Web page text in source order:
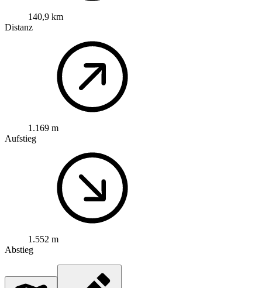
140,9 km
Distanz
1.169 m
Aufstieg
1.552 m
Abstieg